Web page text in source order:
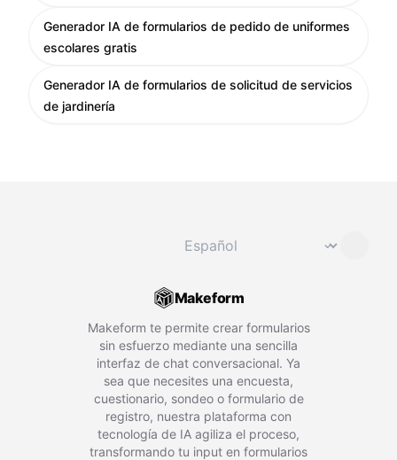
Generador IA de formularios de pedido de uniformes
escolares gratis
Generador IA de formularios de solicitud de servicios
de jardinería
⌄
Makeform
Makeform te permite crear formularios
sin esfuerzo mediante una sencilla
interfaz de chat conversacional. Ya
sea que necesites una encuesta,
cuestionario, sondeo o formulario de
registro, nuestra plataforma con
tecnología de IA agiliza el proceso,
transformando tu input en formularios